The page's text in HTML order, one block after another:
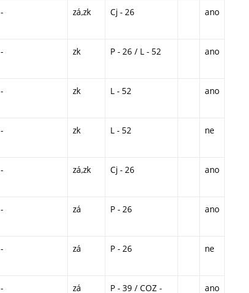
- zá,zk Cj - 26 ano
- zk P - 26 / L - 52 ano
- zk L - 52 ano
- zk L - 52 ne
- zá,zk Cj - 26 ano
- zá P - 26 ano
- zá P - 26 ne
- zá
P - 39 / COZ -
ano